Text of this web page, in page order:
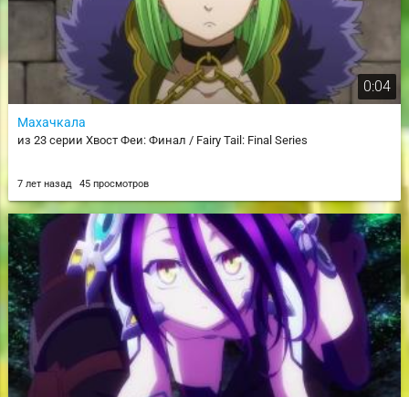
0:04
Махачкала
из 23 серии Хвост Феи: Финал / Fairy Tail: Final Series
7 лет назад 45 просмотров